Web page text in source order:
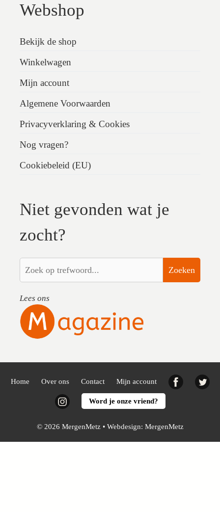
Webshop
Bekijk de shop
Winkelwagen
Mijn account
Algemene Voorwaarden
Privacyverklaring & Cookies
Nog vragen?
Cookiebeleid (EU)
Niet gevonden wat je
zocht?
Zoeken
Lees ons
Home Over ons Contact Mijn account Facebook
InstagramWord je onze vriend?
© 2026 MergenMetz • Webdesign: MergenMetz